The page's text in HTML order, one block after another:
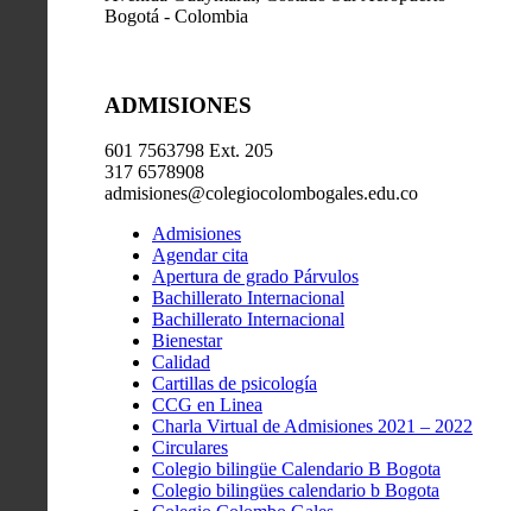
Bogotá - Colombia
ADMISIONES
601 7563798 Ext. 205
317 6578908
admisiones@colegiocolombogales.edu.co
Admisiones
Agendar cita
Apertura de grado Párvulos
Bachillerato Internacional
Bachillerato Internacional
Bienestar
Calidad
Cartillas de psicología
CCG en Linea
Charla Virtual de Admisiones 2021 – 2022
Circulares
Colegio bilingüe Calendario B Bogota
Colegio bilingües calendario b Bogota